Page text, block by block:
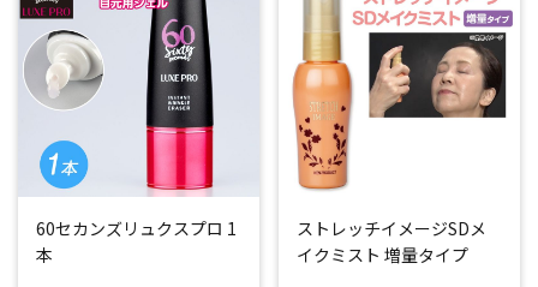
60セカンズリュクスプロ 1
本
ストレッチイメージSDメ
イクミスト 増量タイプ